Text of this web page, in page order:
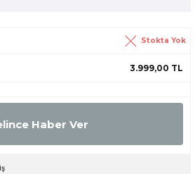
Stokta Yok
3.999,00 TL
Haber Ver